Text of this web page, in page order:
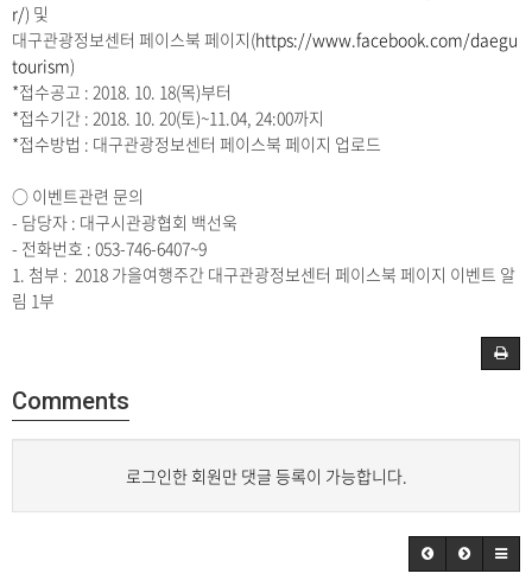
r/) 및
대구관광정보센터 페이스북 페이지(https://www.facebook.com/daegu
tourism)
*접수공고 : 2018. 10. 18(목)부터
*접수기간 : 2018. 10. 20(토)~11.04, 24:00까지
*접수방법 : 대구관광정보센터 페이스북 페이지 업로드
○ 이벤트관련 문의
- 담당자 : 대구시관광협회 백선욱
- 전화번호 : 053-746-6407~9
1. 첨부 : 2018 가을여행주간 대구관광정보센터 페이스북 페이지 이벤트 알
림 1부
Comments
로그인한 회원만 댓글 등록이 가능합니다.